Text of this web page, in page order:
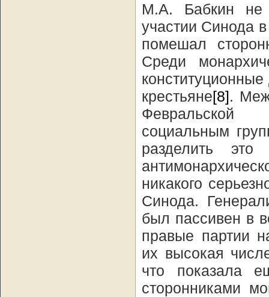
М.А. Бабкин не
участии Синода
помешал
Среди
крестьяне[8].
Февральской
социальным
разделить
никакого
Синода.
был пассивен в
правые партии
их высокая
что показала
сторонниками